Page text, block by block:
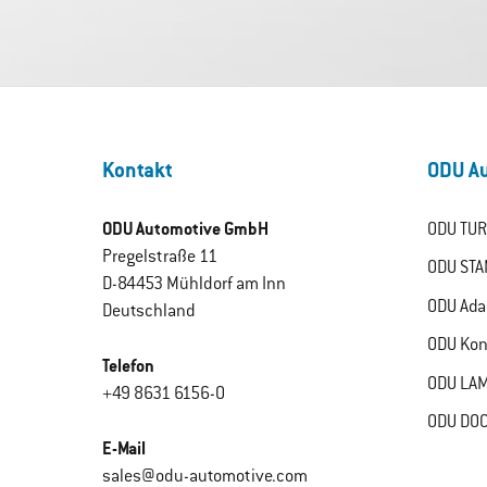
Kontakt
ODU Automotive GmbH
Pregelstraße 11
D-84453 Mühldorf am Inn
Deutschland
Telefon
+49 8631 6156-0
E-Mail
sales@odu-automotive.com
ODU
ODU
ODU
ODU
ODU
ODU
ODU